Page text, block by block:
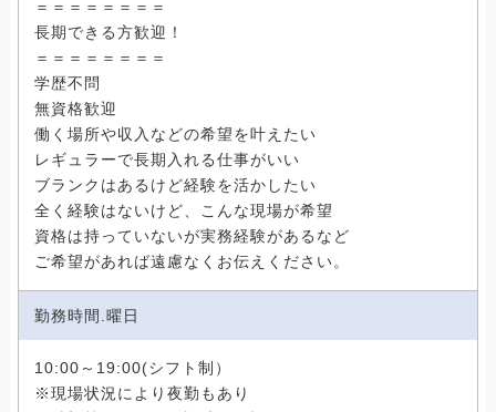
＝＝＝＝＝＝＝＝
長期できる方歓迎！
＝＝＝＝＝＝＝＝
学歴不問
無資格歓迎
働く場所や収入などの希望を叶えたい
レギュラーで長期入れる仕事がいい
ブランクはあるけど経験を活かしたい
全く経験はないけど、こんな現場が希望
資格は持っていないが実務経験があるなど
ご希望があれば遠慮なくお伝えください。
勤務時間.曜日
10:00～19:00(シフト制）
※現場状況により夜勤もあり